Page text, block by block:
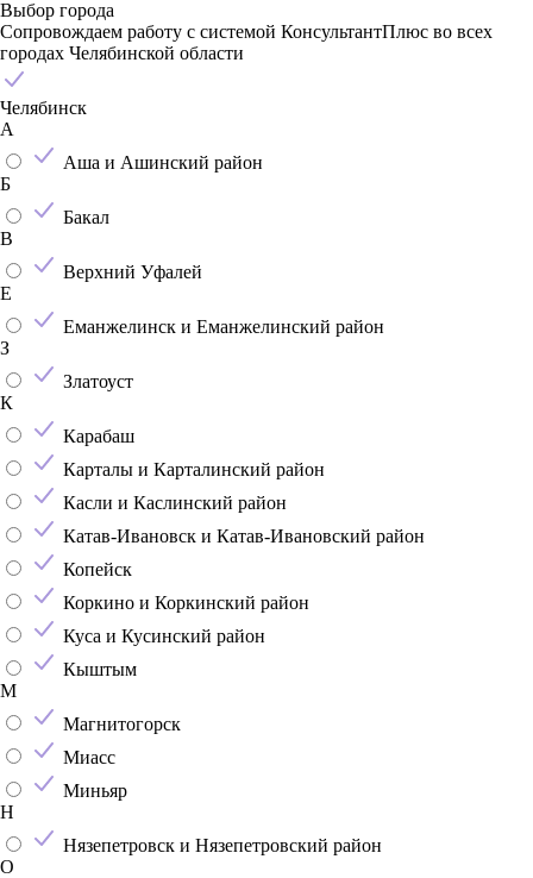
Выбор города
Сопровождаем работу с системой КонсультантПлюс во всех
городах Челябинской области
Челябинск
А
Аша и Ашинский район
Б
Бакал
В
Верхний Уфалей
Е
Еманжелинск и Еманжелинский район
З
Златоуст
К
Карабаш
Карталы и Карталинский район
Касли и Каслинский район
Катав-Ивановск и Катав-Ивановский район
Копейск
Коркино и Коркинский район
Куса и Кусинский район
Кыштым
М
Магнитогорск
Миасс
Миньяр
Н
Нязепетровск и Нязепетровский район
О